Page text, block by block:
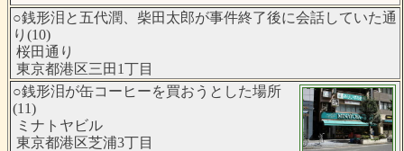
○銭形泪と五代潤、柴田太郎が事件終了後に会話していた通
り(10)
桜田通り
東京都港区三田1丁目
○銭形泪が缶コーヒーを買おうとした場所
(11)
ミナトヤビル
東京都港区芝浦3丁目